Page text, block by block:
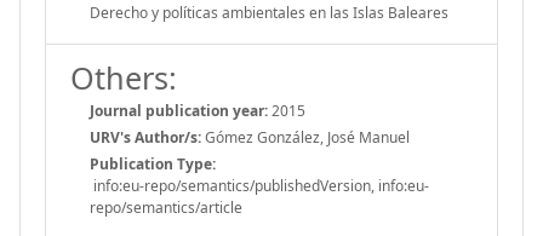
Derecho y políticas ambientales en las Islas Baleares
Others:
Journal publication year:2015
URV's Author/s:Gómez González, José Manuel
Publication Type:
info:eu-repo/semantics/publishedVersion, info:eu-
repo/semantics/article